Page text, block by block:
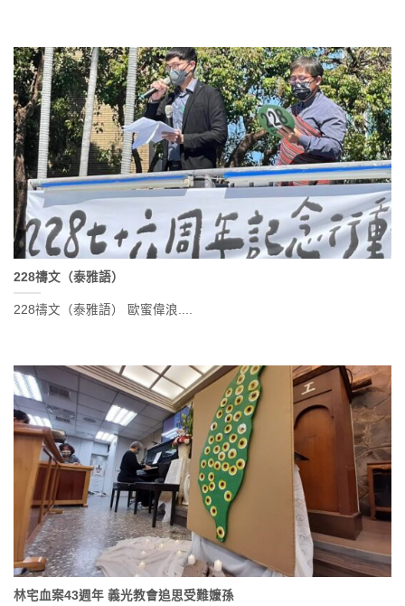
228禱文（泰雅語）
228禱文（泰雅語） 歐蜜偉浪....
林宅血案43週年 義光教會追思受難嬤孫